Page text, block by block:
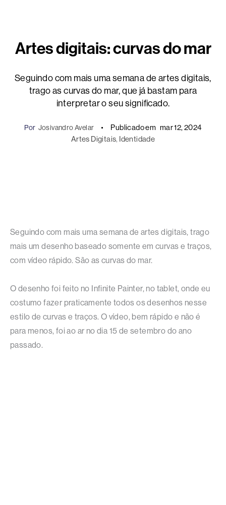
Artes digitais: curvas do mar
Seguindo com mais uma semana de artes digitais,
trago as curvas do mar, que já bastam para
interpretar o seu significado.
Por Josivandro Avelar Publicado em mar 12, 2024
Artes Digitais, Identidade
Seguindo com mais uma semana de artes digitais, trago
mais um desenho baseado somente em curvas e traços,
com vídeo rápido. São as curvas do mar.
O desenho foi feito no Infinite Painter, no tablet, onde eu
costumo fazer praticamente todos os desenhos nesse
estilo de curvas e traços. O vídeo, bem rápido e não é
para menos, foi ao ar no dia 15 de setembro do ano
passado.